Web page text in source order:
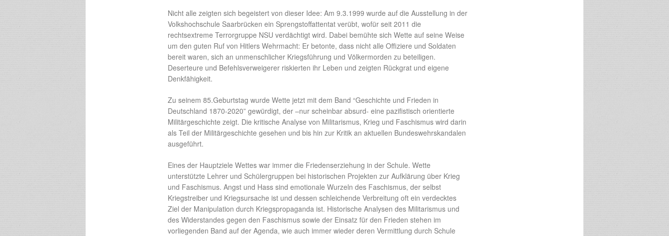
Nicht alle zeigten sich begeistert von dieser Idee: Am 9.3.1999 wurde auf die Ausstellung in der
Volkshochschule Saarbrücken ein Sprengstoffattentat verübt, wofür seit 2011 die
rechtsextreme Terrorgruppe NSU verdächtigt wird. Dabei bemühte sich Wette auf seine Weise
um den guten Ruf von Hitlers Wehrmacht: Er betonte, dass nicht alle Offiziere und Soldaten
bereit waren, sich an unmenschlicher Kriegsführung und Völkermorden zu beteiligen.
Deserteure und Befehlsverweigerer riskierten ihr Leben und zeigten Rückgrat und eigene
Denkfähigkeit.
Zu seinem 85.Geburtstag wurde Wette jetzt mit dem Band “Geschichte und Frieden in
Deutschland 1870-2020” gewürdigt, der –nur scheinbar absurd- eine pazifistisch orientierte
Militärgeschichte zeigt. Die kritische Analyse von Militarismus, Krieg und Faschismus wird darin
als Teil der Militärgeschichte gesehen und bis hin zur Kritik an aktuellen Bundeswehrskandalen
ausgeführt.
Eines der Hauptziele Wettes war immer die Friedenserziehung in der Schule. Wette
unterstützte Lehrer und Schülergruppen bei historischen Projekten zur Aufklärung über Krieg
und Faschismus. Angst und Hass sind emotionale Wurzeln des Faschismus, der selbst
Kriegstreiber und Kriegsursache ist und dessen schleichende Verbreitung oft ein verdecktes
Ziel der Manipulation durch Kriegspropaganda ist. Historische Analysen des Militarismus und
des Widerstandes gegen den Faschismus sowie der Einsatz für den Frieden stehen im
vorliegenden Band auf der Agenda, wie auch immer wieder deren Vermittlung durch Schule